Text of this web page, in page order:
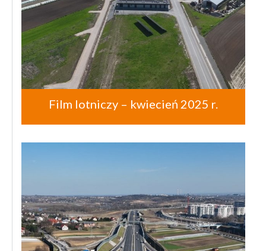
Film lotniczy – kwiecień 2025 r.